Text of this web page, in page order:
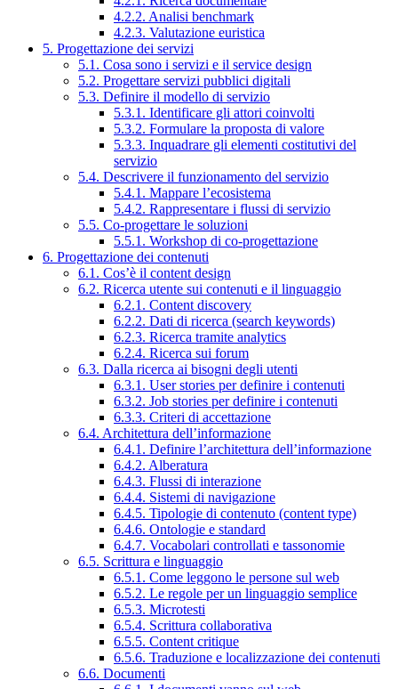
4.2.2. Analisi benchmark
4.2.3. Valutazione euristica
5. Progettazione dei servizi
5.1. Cosa sono i servizi e il service design
5.2. Progettare servizi pubblici digitali
5.3. Definire il modello di servizio
5.3.1. Identificare gli attori coinvolti
5.3.2. Formulare la proposta di valore
5.3.3. Inquadrare gli elementi costitutivi del
servizio
5.4. Descrivere il funzionamento del servizio
5.4.1. Mappare l’ecosistema
5.4.2. Rappresentare i flussi di servizio
5.5. Co-progettare le soluzioni
5.5.1. Workshop di co-progettazione
6. Progettazione dei contenuti
6.1. Cos’è il content design
6.2. Ricerca utente sui contenuti e il linguaggio
6.2.1. Content discovery
6.2.2. Dati di ricerca (search keywords)
6.2.3. Ricerca tramite analytics
6.2.4. Ricerca sui forum
6.3. Dalla ricerca ai bisogni degli utenti
6.3.1. User stories per definire i contenuti
6.3.2. Job stories per definire i contenuti
6.3.3. Criteri di accettazione
6.4. Architettura dell’informazione
6.4.1. Definire l’architettura dell’informazione
6.4.2. Alberatura
6.4.3. Flussi di interazione
6.4.4. Sistemi di navigazione
6.4.5. Tipologie di contenuto (content type)
6.4.6. Ontologie e standard
6.4.7. Vocabolari controllati e tassonomie
6.5. Scrittura e linguaggio
6.5.1. Come leggono le persone sul web
6.5.2. Le regole per un linguaggio semplice
6.5.3. Microtesti
6.5.4. Scrittura collaborativa
6.5.5. Content critique
6.5.6. Traduzione e localizzazione dei contenuti
6.6. Documenti